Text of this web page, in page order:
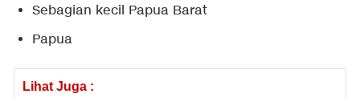
Sebagian kecil Papua Barat
Papua
Lihat Juga :